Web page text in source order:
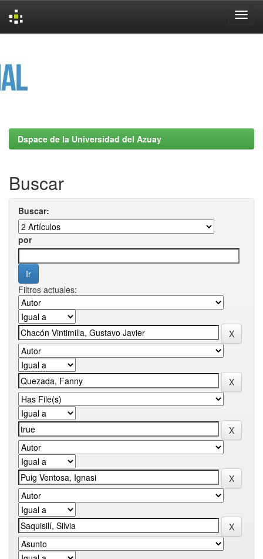
Dspace de la Universidad del Azuay
Buscar
Buscar:
por
Filtros actuales: